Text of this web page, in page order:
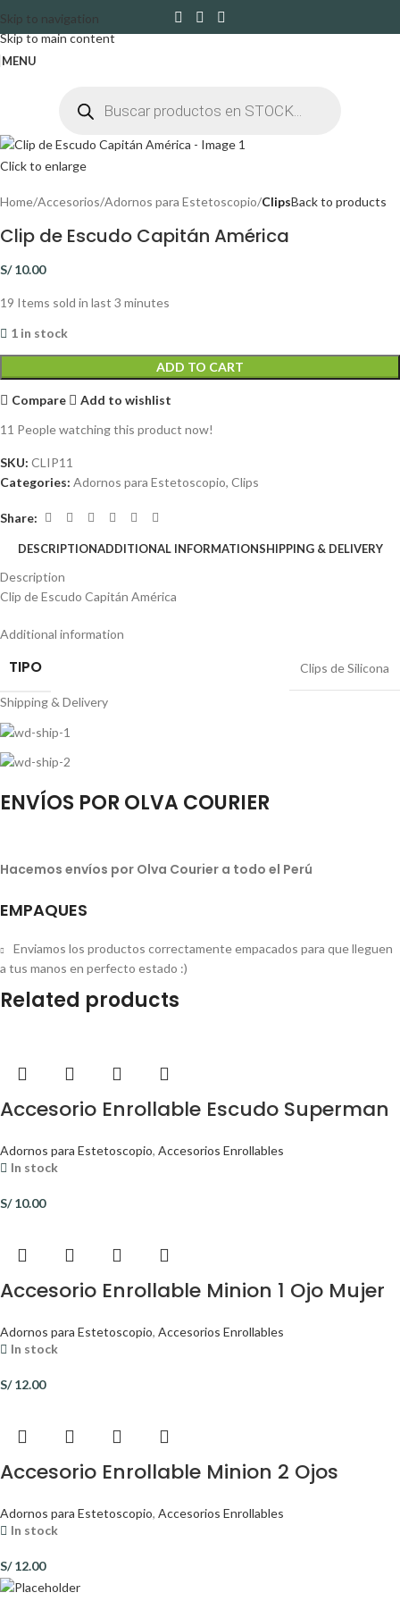
Skip to navigation
Skip to main content
MENU
Click to enlarge
Home Accesorios Adornos para Estetoscopio ClipsBack to products
Clip de Escudo Capitán América
S/10.00
19 Items sold in last 3 minutes
1 in stock
ADD TO CART
Compare
Add to wishlist
11 People watching this product now!
SKU: CLIP11
Categories: Adornos para Estetoscopio, Clips
Share:
DESCRIPTIONADDITIONAL INFORMATIONSHIPPING & DELIVERY
Description
Clip de Escudo Capitán América
Additional information
TIPO Clips de Silicona
Shipping & Delivery
ENVÍOS POR OLVA COURIER
Hacemos envíos por Olva Courier a todo el Perú
EMPAQUES
Enviamos los productos correctamente empacados para que lleguen
a tus manos en perfecto estado :)
Related products
Accesorio Enrollable Escudo Superman
Adornos para Estetoscopio, Accesorios Enrollables
In stock
S/10.00
Accesorio Enrollable Minion 1 Ojo Mujer
Adornos para Estetoscopio, Accesorios Enrollables
In stock
S/12.00
Accesorio Enrollable Minion 2 Ojos
Adornos para Estetoscopio, Accesorios Enrollables
In stock
S/12.00